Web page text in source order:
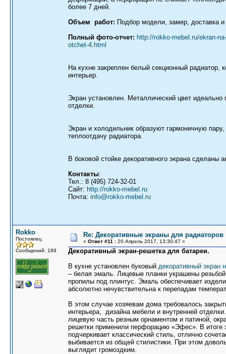
более 7 дней.
Объем работ: Подбор модели, замер, доставка и
Полный фото-отчет: http://rokko-mebel.ru/ekran-
otchet-4.html
На кухне закреплен белый секционный радиатор,
интерьер.
Экран установлен. Металлический цвет
отделки.
Экран и холодильник образуют гармоничную
теплоотдачу радиатора.
В боковой стойке декоративного экрана сделаны
Контакты:
Тел.: 8 (495) 724-32-01
Сайт: http://rokko-mebel.ru
Почта: info@rokko-mebel.ru
Rokko
Постоялец
Сообщений: 189
Re: Декоративные экраны для радиаторов
« Ответ #11 : 20 Апрель 2017, 13:30:47 »
Декоративный экран-решетка для батареи.
В кухне установлен буковый декоративный экран
– белая эмаль. Лицевые планки украшены
пропилы под плинтус. Эмаль обеспечивает
абсолютно нечувствительна к перепадам
В этом случае хозяевам дома требовалось
интерьера, дизайна мебели и внутренней
лицевую часть резным орнаментом и патиной,
решетки применили перфорацию «Эфес». В итоге
подчеркивает классический стиль, отлично
выбивается из общей стилистики. При этом
выглядит громоздким.